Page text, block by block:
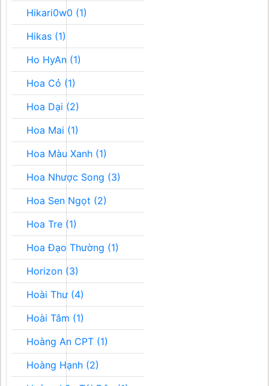
Hikari0w0 (1)
Hikas (1)
Ho HyAn (1)
Hoa Cỏ (1)
Hoa Dại (2)
Hoa Mai (1)
Hoa Màu Xanh (1)
Hoa Nhược Song (3)
Hoa Sen Ngọt (2)
Hoa Tre (1)
Hoa Đạo Thường (1)
Horizon (3)
Hoài Thư (4)
Hoài Tâm (1)
Hoàng An CPT (1)
Hoàng Hạnh (2)